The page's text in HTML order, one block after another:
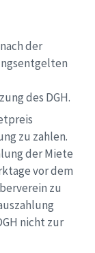
der
des DGH.
zu zahlen.
der Miete
vor dem
zu
nicht zur